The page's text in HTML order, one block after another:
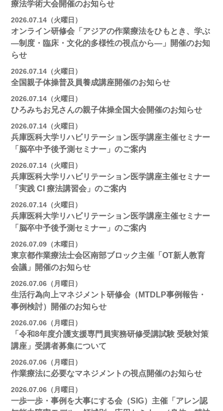
療法学術大会開催のお知らせ
2026.07.14（火曜日）
オンライン研修会「アジアの作業療法をひもとき、学ぶ
―制度・臨床・文化的多様性の視点から―」開催のお知
らせ
2026.07.14（火曜日）
全国親子体操普及員養成講座開催のお知らせ
2026.07.14（火曜日）
ひろみちお兄さんの親子体操全国大会開催のお知らせ
2026.07.14（火曜日）
兵庫医科大学リハビリテーション医学講座主催セミナー
「脳卒中予後予測セミナー」のご案内
2026.07.14（火曜日）
兵庫医科大学リハビリテーション医学講座主催セミナー
「実践 CI 療法講習会」のご案内
2026.07.14（火曜日）
兵庫医科大学リハビリテーション医学講座主催セミナー
「脳卒中予後予測セミナー」のご案内
2026.07.09（木曜日）
東京都作業療法士会区南部ブロック主催「OT新人教育
会議」開催のお知らせ
2026.07.06（月曜日）
生活行為向上マネジメント研修会（MTDLP事例報告・
事例検討）開催のお知らせ
2026.07.06（月曜日）
「令和8年度介護支援専門員実務研修受講試験 受験対策
講座」受講者募集について
2026.07.06（月曜日）
作業療法に必要なマネジメントの視点開催のお知らせ
2026.07.06（月曜日）
一歩一歩・事例を大事にする会（SIG）主催「アレン認